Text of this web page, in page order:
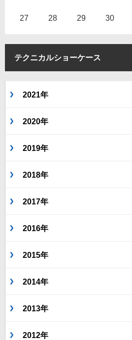
27 28 29 30
テクニカルショーケース
2021年
2020年
2019年
2018年
2017年
2016年
2015年
2014年
2013年
2012年